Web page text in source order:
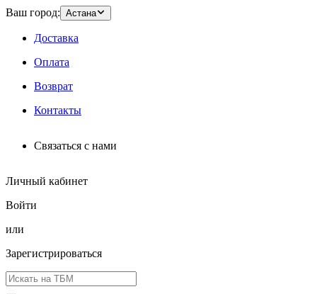
Ваш город: Астана
Доставка
Оплата
Возврат
Контакты
Связаться с нами
Личный кабинет
Войти
или
Зарегистрироваться